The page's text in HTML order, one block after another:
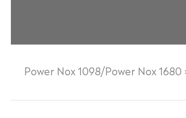
Power Nox 1098/Power Nox 1680